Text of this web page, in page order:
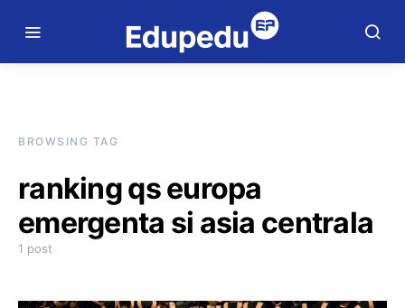
BROWSING TAG
ranking qs europa
emergenta si asia centrala
1 post